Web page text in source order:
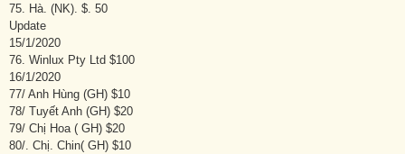
75. Hà. (NK). $. 50
Update
15/1/2020
76. Winlux Pty Ltd $100
16/1/2020
77/ Anh Hùng (GH) $10
78/ Tuyết Anh (GH) $20
79/ Chị Hoa ( GH) $20
80/. Chị. Chin( GH) $10